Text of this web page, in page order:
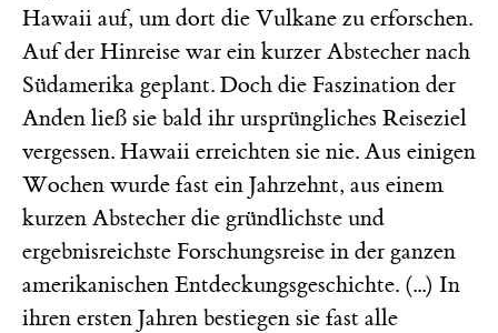
Hawaii auf, um dort die Vulkane zu erforschen.
Auf der Hinreise war ein kurzer Abstecher nach
Südamerika geplant. Doch die Faszination der
Anden ließ sie bald ihr ursprüngliches Reiseziel
vergessen. Hawaii erreichten sie nie. Aus einigen
Wochen wurde fast ein Jahrzehnt, aus einem
kurzen Abstecher die gründlichste und
ergebnisreichste Forschungsreise in der ganzen
amerikanischen Entdeckungsgeschichte. (...) In
ihren ersten Jahren bestiegen sie fast alle